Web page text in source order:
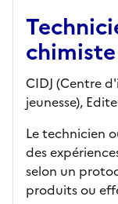
chimiste
CIDJ (Centre
jeunesse),
Le technicien
des
selon un
produits ou